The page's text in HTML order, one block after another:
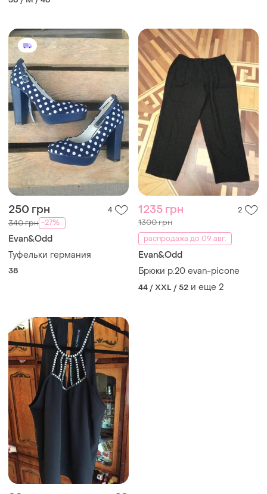
250 грн 4
340 грн -27%
Evan&Odd
Туфельки германия
38
1235 грн 2
1300 грн
распродажа до 09 авг.
Evan&Odd
Брюки р.20 evan-picone
44 / XXL / 52 и еще 2